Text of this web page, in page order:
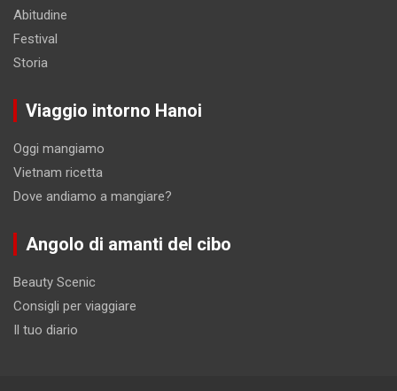
Abitudine
Festival
Storia
Viaggio intorno Hanoi
Oggi mangiamo
Vietnam ricetta
Dove andiamo a mangiare?
Angolo di amanti del cibo
Beauty Scenic
Consigli per viaggiare
Il tuo diario